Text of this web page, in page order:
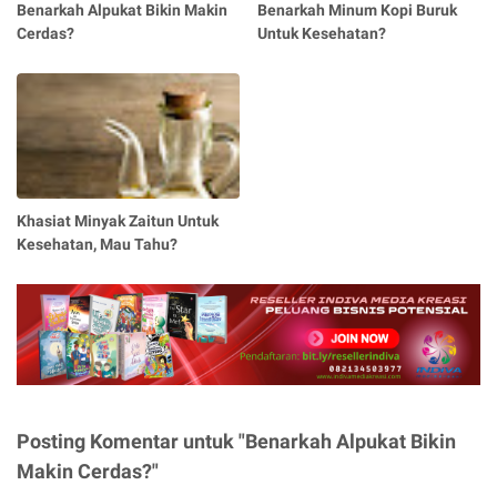
Benarkah Alpukat Bikin Makin
Cerdas?
Benarkah Minum Kopi Buruk
Untuk Kesehatan?
Khasiat Minyak Zaitun Untuk
Kesehatan, Mau Tahu?
Posting Komentar untuk "Benarkah Alpukat Bikin
Makin Cerdas?"